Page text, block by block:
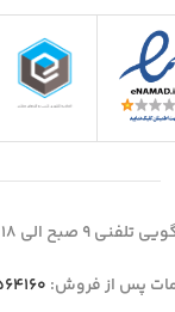
9 صبح الی 18
پس از فروش: